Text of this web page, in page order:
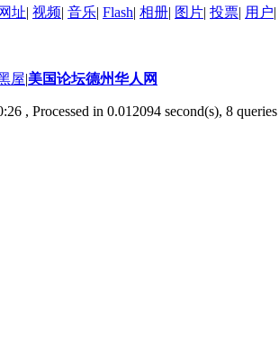
网址| 视频| 音乐| Flash| 相册| 图片| 投票| 用户|
屋|美国论坛德州华人网
, Processed in 0.012094 second(s), 8